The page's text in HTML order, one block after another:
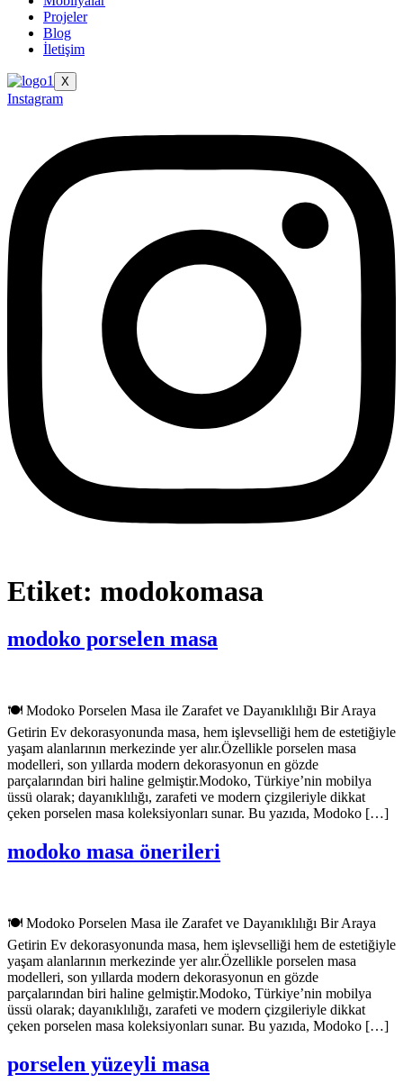
Projeler
Blog
İletişim
X
Instagram
Etiket: modokomasa
modoko porselen masa
🍽️ Modoko Porselen Masa ile Zarafet ve Dayanıklılığı Bir Araya
Getirin Ev dekorasyonunda masa, hem işlevselliği hem de estetiğiyle
yaşam alanlarının merkezinde yer alır.Özellikle porselen masa
modelleri, son yıllarda modern dekorasyonun en gözde
parçalarından biri haline gelmiştir.Modoko, Türkiye’nin mobilya
üssü olarak; dayanıklılığı, zarafeti ve modern çizgileriyle dikkat
çeken porselen masa koleksiyonları sunar. Bu yazıda, Modoko […]
modoko masa önerileri
🍽️ Modoko Porselen Masa ile Zarafet ve Dayanıklılığı Bir Araya
Getirin Ev dekorasyonunda masa, hem işlevselliği hem de estetiğiyle
yaşam alanlarının merkezinde yer alır.Özellikle porselen masa
modelleri, son yıllarda modern dekorasyonun en gözde
parçalarından biri haline gelmiştir.Modoko, Türkiye’nin mobilya
üssü olarak; dayanıklılığı, zarafeti ve modern çizgileriyle dikkat
çeken porselen masa koleksiyonları sunar. Bu yazıda, Modoko […]
porselen yüzeyli masa